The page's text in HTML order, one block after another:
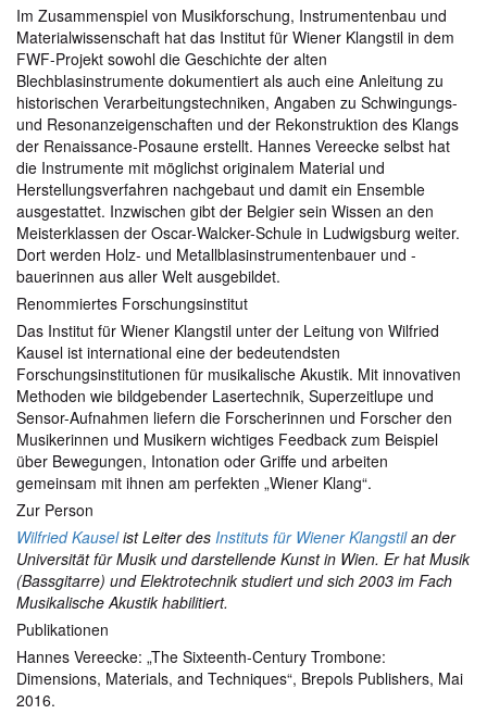
Im Zusammenspiel von Musikforschung, Instrumentenbau und
Materialwissenschaft hat das Institut für Wiener Klangstil in dem
FWF-Projekt sowohl die Geschichte der alten
Blechblasinstrumente dokumentiert als auch eine Anleitung zu
historischen Verarbeitungstechniken, Angaben zu Schwingungs-
und Resonanzeigenschaften und der Rekonstruktion des Klangs
der Renaissance-Posaune erstellt. Hannes Vereecke selbst hat
die Instrumente mit möglichst originalem Material und
Herstellungsverfahren nachgebaut und damit ein Ensemble
ausgestattet. Inzwischen gibt der Belgier sein Wissen an den
Meisterklassen der Oscar-Walcker-Schule in Ludwigsburg weiter.
Dort werden Holz- und Metallblasinstrumentenbauer und -
bauerinnen aus aller Welt ausgebildet.
Renommiertes Forschungsinstitut
Das Institut für Wiener Klangstil unter der Leitung von Wilfried
Kausel ist international eine der bedeutendsten
Forschungsinstitutionen für musikalische Akustik. Mit innovativen
Methoden wie bildgebender Lasertechnik, Superzeitlupe und
Sensor-Aufnahmen liefern die Forscherinnen und Forscher den
Musikerinnen und Musikern wichtiges Feedback zum Beispiel
über Bewegungen, Intonation oder Griffe und arbeiten
gemeinsam mit ihnen am perfekten „Wiener Klang“.
Zur Person
Wilfried Kauselist Leiter des Instituts für Wiener Klangstilan der
Universität für Musik und darstellende Kunst in Wien. Er hat Musik
(Bassgitarre) und Elektrotechnik studiert und sich 2003 im Fach
Musikalische Akustik habilitiert.
Publikationen
Hannes Vereecke: „The Sixteenth-Century Trombone:
Dimensions, Materials, and Techniques“, Brepols Publishers, Mai
2016.